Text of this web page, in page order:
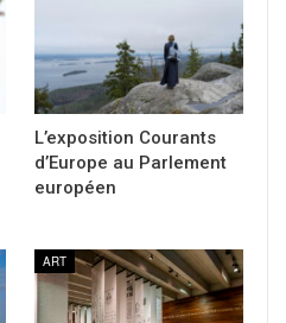
L’exposition Courants
d’Europe au Parlement
européen
ART